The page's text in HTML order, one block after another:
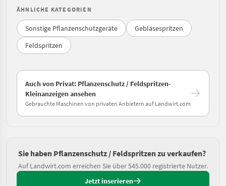
ÄHNLICHE KATEGORIEN
Sonstige Pflanzenschutzgeräte
Gebläsespritzen
Feldspritzen
Auch von Privat: Pflanzenschutz / Feldspritzen-
Kleinanzeigen ansehen
Gebrauchte Maschinen von privaten Anbietern auf Landwirt.com
Sie haben Pflanzenschutz / Feldspritzen zu verkaufen?
Auf Landwirt.com erreichen Sie über 545.000 registrierte Nutzer.
Jetzt inserieren